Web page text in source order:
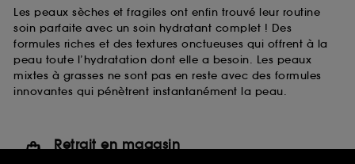
Les peaux sèches et fragiles ont enfin trouvé leur routine
soin parfaite avec un soin hydratant complet ! Des
formules riches et des textures onctueuses qui offrent à la
peau toute l’hydratation dont elle a besoin. Les peaux
mixtes à grasses ne sont pas en reste avec des formules
innovantes qui pénètrent instantanément la peau.
Retrait en magasin